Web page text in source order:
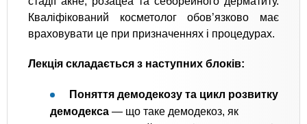
Кваліфікований косметолог обов’язково має
враховувати це при призначеннях і процедурах.
Лекція складається з наступних блоків:
Поняття демодекозу та цикл розвитку
демодекса — що таке демодекоз, як